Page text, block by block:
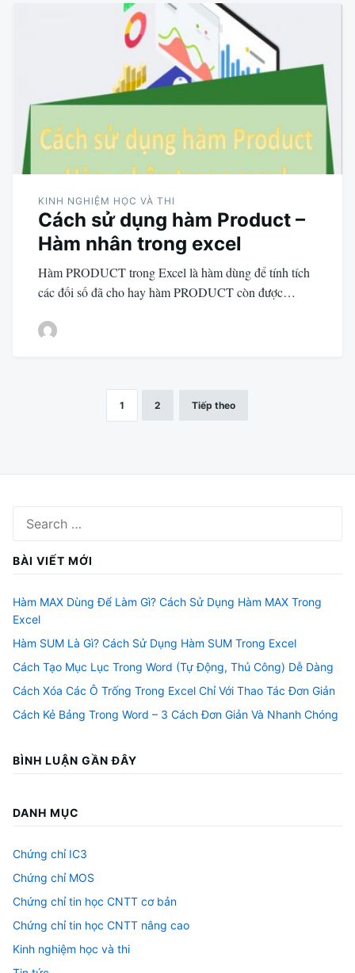
KINH NGHIỆM HỌC VÀ THI
Cách sử dụng hàm Product –
Hàm nhân trong excel
Hàm PRODUCT trong Excel là hàm dùng để tính tích
các đối số đã cho hay hàm PRODUCT còn được…
1 2 Tiếp theo
for:
BÀI VIẾT MỚI
Hàm MAX Dùng Để Làm Gì? Cách Sử Dụng Hàm MAX Trong
Excel
Hàm SUM Là Gì? Cách Sử Dụng Hàm SUM Trong Excel
Cách Tạo Mục Lục Trong Word (Tự Động, Thủ Công) Dễ Dàng
Cách Xóa Các Ô Trống Trong Excel Chỉ Với Thao Tác Đơn Giản
Cách Kẻ Bảng Trong Word – 3 Cách Đơn Giản Và Nhanh Chóng
BÌNH LUẬN GẦN ĐÂY
DANH MỤC
Chứng chỉ IC3
Chứng chỉ MOS
Chứng chỉ tin học CNTT cơ bản
Chứng chỉ tin học CNTT nâng cao
Kinh nghiệm học và thi